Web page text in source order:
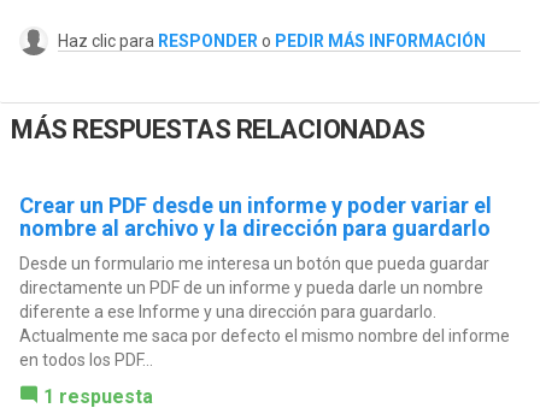
Haz clic para RESPONDER o PEDIR MÁS INFORMACIÓN
MÁS RESPUESTAS RELACIONADAS
Crear un PDF desde un informe y poder variar el
nombre al archivo y la dirección para guardarlo
Desde un formulario me interesa un botón que pueda guardar
directamente un PDF de un informe y pueda darle un nombre
diferente a ese Informe y una dirección para guardarlo.
Actualmente me saca por defecto el mismo nombre del informe
en todos los PDF...
1 respuesta